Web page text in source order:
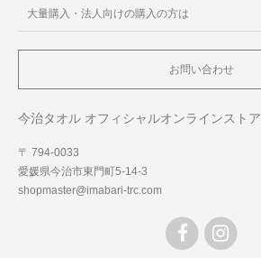
大量購入・法人向けの購入の方は
お問い合わせ
今治タオル オフィシャルオンラインストア
〒 794-0033
愛媛県今治市東門町5-14-3
shopmaster@imabari-trc.com